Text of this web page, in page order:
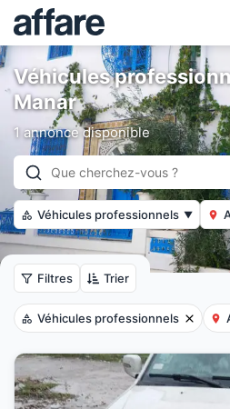
Véhicules
Manar
1 annonce disponible
Véhicules professionnels ▼
Filtres Trier
Véhicules professionnels